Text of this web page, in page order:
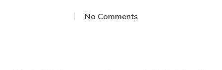
No Comments